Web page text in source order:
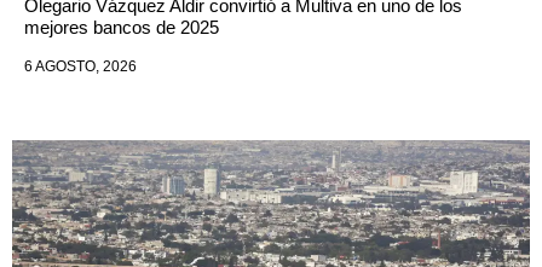
Olegario Vázquez Aldir convirtió a Multiva en uno de los
mejores bancos de 2025
6 AGOSTO, 2026